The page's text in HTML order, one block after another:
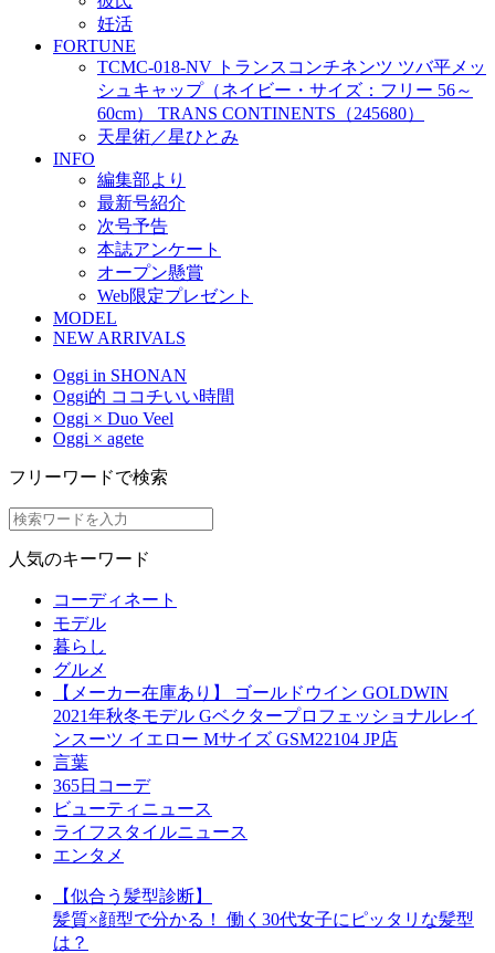
妊活
FORTUNE
TCMC-018-NV トランスコンチネンツ ツバ平メッ
シュキャップ（ネイビー・サイズ：フリー 56～
60cm） TRANS CONTINENTS（245680）
天星術／星ひとみ
INFO
編集部より
最新号紹介
次号予告
本誌アンケート
オープン懸賞
Web限定プレゼント
MODEL
NEW ARRIVALS
Oggi in SHONAN
Oggi的 ココチいい時間
Oggi × Duo Veel
Oggi × agete
フリーワードで検索
人気のキーワード
コーディネート
モデル
暮らし
グルメ
【メーカー在庫あり】 ゴールドウイン GOLDWIN
2021年秋冬モデル Gベクタープロフェッショナルレイ
ンスーツ イエロー Mサイズ GSM22104 JP店
言葉
365日コーデ
ビューティニュース
ライフスタイルニュース
エンタメ
【似合う髪型診断】
髪質×顔型で分かる！ 働く30代女子にピッタリな髪型
は？